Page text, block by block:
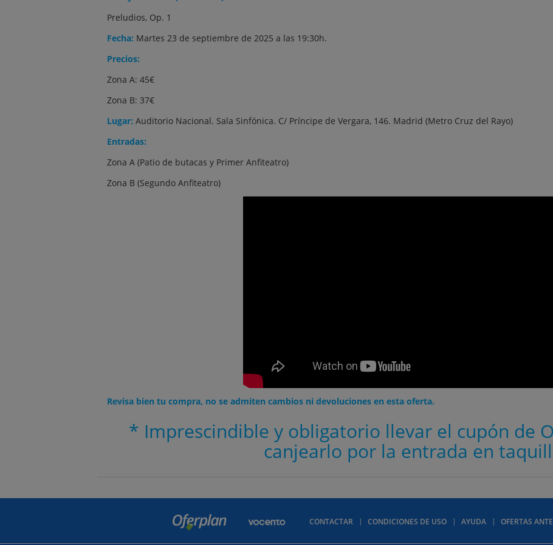
Preludios, Op. 1
Fecha: Martes 23 de septiembre de 2025 a las 19:30h.
Precios:
Zona A: 45€
Zona B: 37€
Lugar: Auditorio Nacional. Sala Sinfónica. C/ Príncipe de Vergara, 146. Madrid (Metro Cruz del Rayo)
Entradas:
Zona A (Patio de butacas y Primer Anfiteatro)
Zona B (Segundo Anfiteatro)
Revisa bien tu compra, no se admiten cambios ni devoluciones en esta oferta.
* Imprescindible y obligatorio llevar el cupón de
canjearlo por la entrada en
CONTACTAR CONDICIONES DE USO AYUDA OFERTAS